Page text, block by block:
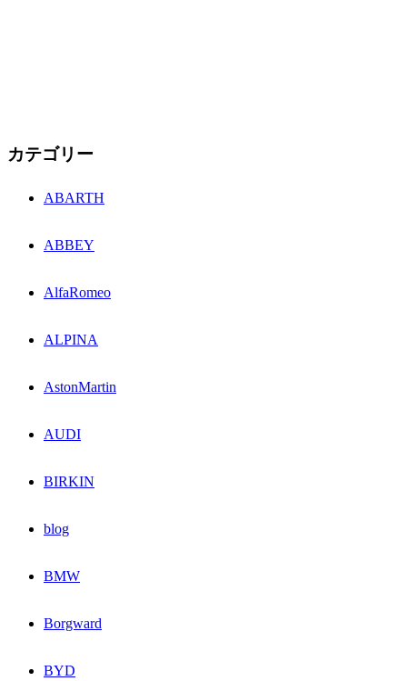
カテゴリー
ABARTH
ABBEY
AlfaRomeo
ALPINA
AstonMartin
AUDI
BIRKIN
blog
BMW
Borgward
BYD